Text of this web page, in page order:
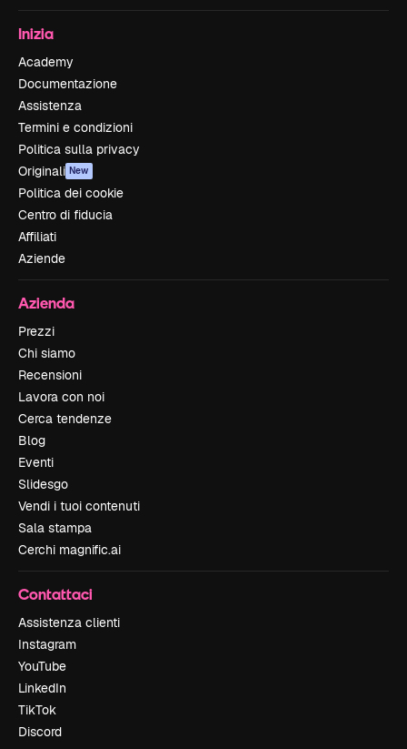
Inizia
Academy
Documentazione
Assistenza
Termini e condizioni
Politica sulla privacy
Originali New
Politica dei cookie
Centro di fiducia
Affiliati
Aziende
Azienda
Prezzi
Chi siamo
Recensioni
Lavora con noi
Cerca tendenze
Blog
Eventi
Slidesgo
Vendi i tuoi contenuti
Sala stampa
Cerchi magnific.ai
Contattaci
Assistenza clienti
Instagram
YouTube
LinkedIn
TikTok
Discord